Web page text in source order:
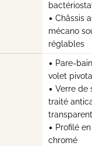
• Châssis
mécano
réglables
• Pare-
volet
• Verre de
traité
transparent
• Profilé
chromé